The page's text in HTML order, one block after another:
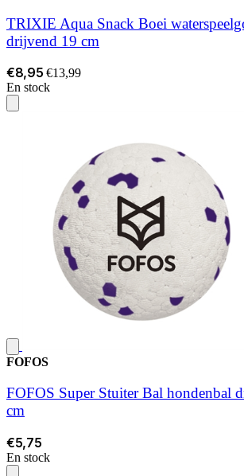
TRIXIE Aqua Snack Boei
drijvend 19 cm
€8,95 €13,99
En stock
FOFOS
FOFOS Super Stuiter Bal hondenbal
cm
€5,75
En stock